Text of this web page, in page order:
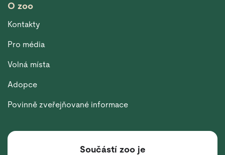
O zoo
Kontakty
Pro média
Volná místa
Adopce
Povinně zveřejňované informace
Součástí zoo je